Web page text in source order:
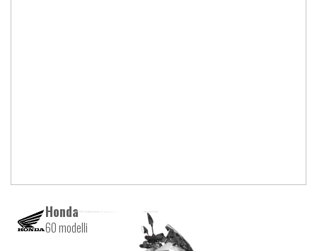
Honda
60 modelli